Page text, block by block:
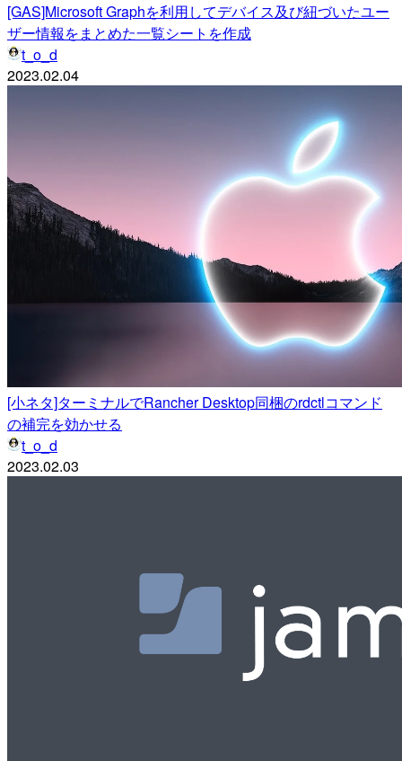
[GAS]Microsoft Graphを利用してデバイス及び紐づいたユー
ザー情報をまとめた一覧シートを作成
t_o_d
2023.02.04
[小ネタ]ターミナルでRancher Desktop同梱のrdctlコマンド
の補完を効かせる
t_o_d
2023.02.03